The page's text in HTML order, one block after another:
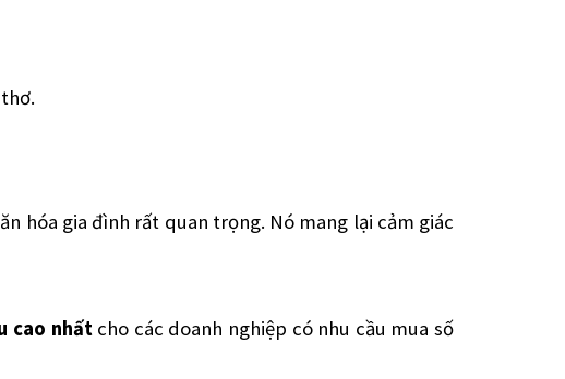
hóa gia đình rất quan trọng. Nó mang lại cảm giác
cao nhất cho các doanh nghiệp có nhu cầu mua số